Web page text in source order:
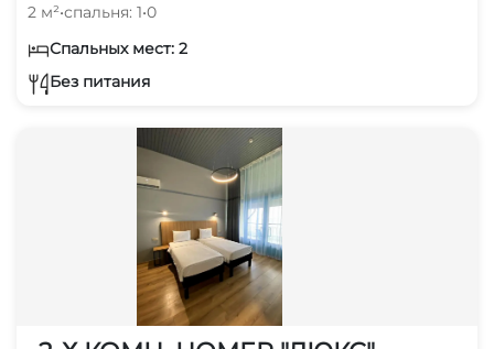
2 м²•спальня: 1•0
Спальных мест: 2
Без питания